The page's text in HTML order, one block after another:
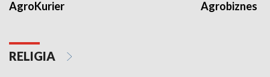
AgroKurier Agrobiznes
RELIGIA